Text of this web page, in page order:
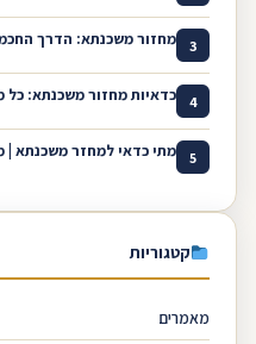
3 מחזור משכנתא: הדרך
4 כדאיות מחזור משכנתא:
5 מתי כדאי למחזר משכנתא |
קטגוריות
מאמרים